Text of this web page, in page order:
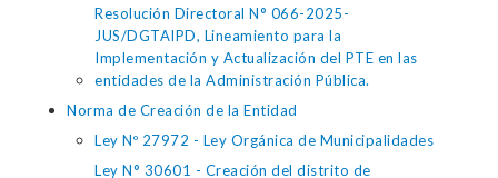
Resolución Directoral N° 066-2025-
JUS/DGTAIPD, Lineamiento para la
Implementación y Actualización del PTE en las
entidades de la Administración Pública.
Norma de Creación de la Entidad
Ley Nº 27972 - Ley Orgánica de Municipalidades
Ley N° 30601 - Creación del distrito de